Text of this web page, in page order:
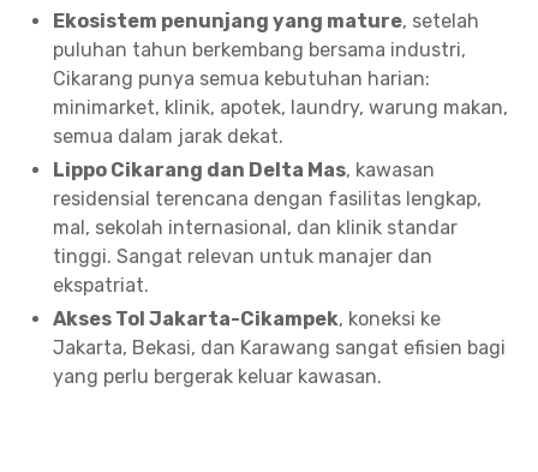
Ekosistem penunjang yang mature, setelah
puluhan tahun berkembang bersama industri,
Cikarang punya semua kebutuhan harian:
minimarket, klinik, apotek, laundry, warung makan,
semua dalam jarak dekat.
Lippo Cikarang dan Delta Mas, kawasan
residensial terencana dengan fasilitas lengkap,
mal, sekolah internasional, dan klinik standar
tinggi. Sangat relevan untuk manajer dan
ekspatriat.
Akses Tol Jakarta-Cikampek, koneksi ke
Jakarta, Bekasi, dan Karawang sangat efisien bagi
yang perlu bergerak keluar kawasan.